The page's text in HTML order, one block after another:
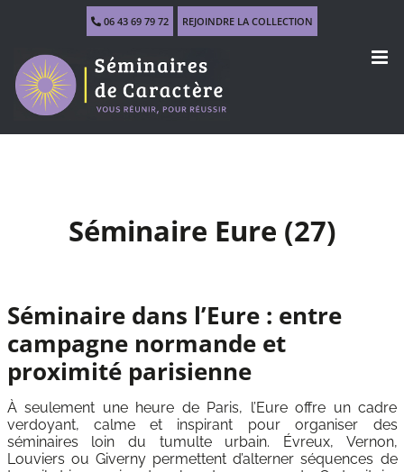
06 43 69 79 72 REJOINDRE LA COLLECTION
Séminaire Eure (27)
Séminaire dans l’Eure : entre
campagne normande et
proximité parisienne
À seulement une heure de Paris, l’Eure offre un cadre
verdoyant, calme et inspirant pour organiser des
séminaires loin du tumulte urbain. Évreux, Vernon,
Louviers ou Giverny permettent d’alterner séquences de